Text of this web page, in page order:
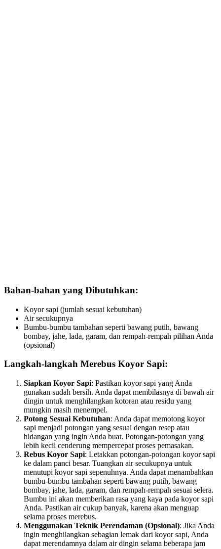
Bahan-bahan yang Dibutuhkan:
Koyor sapi (jumlah sesuai kebutuhan)
Air secukupnya
Bumbu-bumbu tambahan seperti bawang putih, bawang
bombay, jahe, lada, garam, dan rempah-rempah pilihan Anda
(opsional)
Langkah-langkah Merebus Koyor Sapi:
Siapkan Koyor Sapi: Pastikan koyor sapi yang Anda
gunakan sudah bersih. Anda dapat membilasnya di bawah air
dingin untuk menghilangkan kotoran atau residu yang
mungkin masih menempel.
Potong Sesuai Kebutuhan: Anda dapat memotong koyor
sapi menjadi potongan yang sesuai dengan resep atau
hidangan yang ingin Anda buat. Potongan-potongan yang
lebih kecil cenderung mempercepat proses pemasakan.
Rebus Koyor Sapi: Letakkan potongan-potongan koyor sapi
ke dalam panci besar. Tuangkan air secukupnya untuk
menutupi koyor sapi sepenuhnya. Anda dapat menambahkan
bumbu-bumbu tambahan seperti bawang putih, bawang
bombay, jahe, lada, garam, dan rempah-rempah sesuai selera.
Bumbu ini akan memberikan rasa yang kaya pada koyor sapi
Anda. Pastikan air cukup banyak, karena akan menguap
selama proses merebus.
Menggunakan Teknik Perendaman (Opsional): Jika Anda
ingin menghilangkan sebagian lemak dari koyor sapi, Anda
dapat merendamnya dalam air dingin selama beberapa jam